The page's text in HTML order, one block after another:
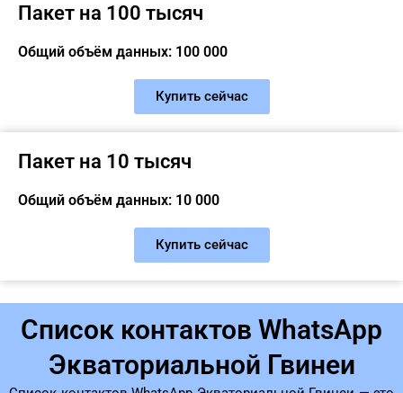
Пакет на 100 тысяч
Общий объём данных: 100 000
Купить сейчас
Пакет на 10 тысяч
Общий объём данных: 10 000
Купить сейчас
Список контактов WhatsApp
Экваториальной Гвинеи